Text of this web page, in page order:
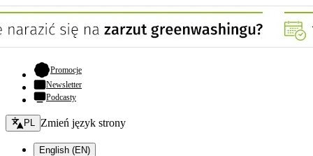
Promocje- otwiera się w nowej karcie
Newsletter
Podcasty
Zmień język - bieżący:
PL Zmień język strony
English (EN)